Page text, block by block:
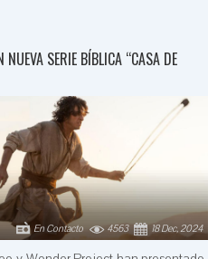
NUEVA SERIE BÍBLICA “CASA DE
18 Dec, 2024
4563
En Contacto